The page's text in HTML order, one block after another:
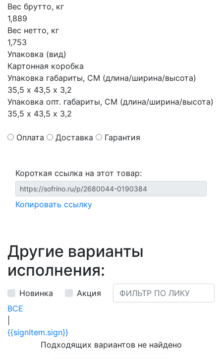
Вес брутто, кг
1,889
Вес нетто, кг
1,753
Упаковка (вид)
Картонная коробка
Упаковка габариты, СМ (длина/ширина/высота)
35,5 х 43,5 х 3,2
Упаковка опт. габариты, СМ (длина/ширина/высота)
35,5 х 43,5 х 3,2
Оплата Доставка Гарантия
Короткая ссылка на этот товар:
Копировать ссылку
Другие варианты
исполнения:
Новинка
Акция
ВСЕ
{{signItem.sign}}
Подходящих вариантов не найдено